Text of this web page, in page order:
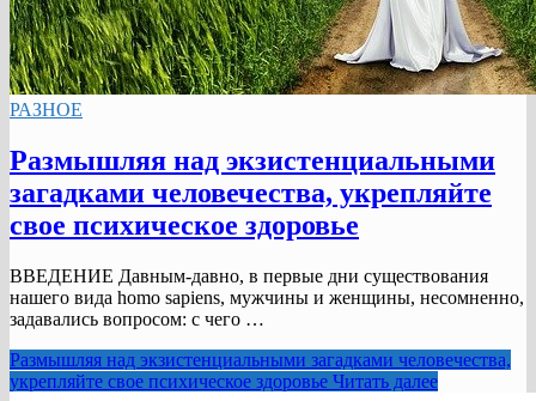
РАЗНОЕ
Размышляя над экзистенциальными
загадками человечества, укрепляйте
свое психическое здоровье
ВВЕДЕНИЕ Давным-давно, в первые дни существования
нашего вида homo sapiens, мужчины и женщины, несомненно,
задавались вопросом: с чего …
Размышляя над экзистенциальными загадками человечества,
укрепляйте свое психическое здоровье Читать далее